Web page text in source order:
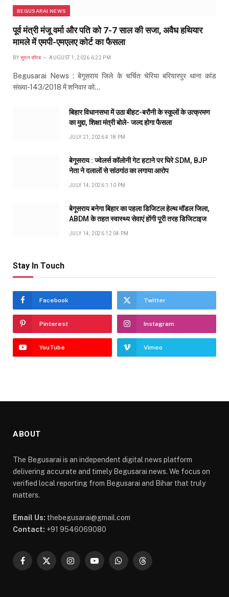
BEGUSARAI NEWS
पूर्व मंत्री मंजू वर्मा और पति को 7-7 साल की सजा, अवैध हथियार
मामले में एमपी-एमएलए कोर्ट का फैसला
BY सुमन सौरब AUGUST 1, 2026 6:22 PM
Begusarai News : बेगूसराय जिले के चर्चित चेरिया बरियारपुर थाना कांड
संख्या-143/2018 में शनिवार को…
बिहार विधानसभा में उठा बीहट-बरौनी के स्कूलों के उत्क्रमण
का मुद्दा, शिक्षा मंत्री बोले- जल्द होगा फैसला
JULY 21, 2026 4:18 PM
बेगूसराय : ज्वेलर्स कॉलोनी गेट हटाने पर घिरे SDM, BJP
नेता ने दलालों से सांठगांठ का लगाया आरोप
JULY 14, 2026 1:10 PM
बेगूसराय बनेगा बिहार का पहला डिजिटल हेल्थ मॉडल जिला,
ABDM के तहत स्वास्थ्य सेवाएं होंगी पूरी तरह डिजिटाइज
JULY 14, 2026 12:04 PM
Stay In Touch
Facebook Twitter
Pinterest Instagram
YouTube Vimeo
ABOUT
The Begusarai is an independent digital news platform
delivering accurate and timely Begusarai news. We focus on
verified local reporting from Begusarai and Bihar that truly
matters.
Email Us: thebegusarai@gmail.com
Contact: +91 9546069080
Facebook
X
InstagramYouTubeWhatsAppThreads